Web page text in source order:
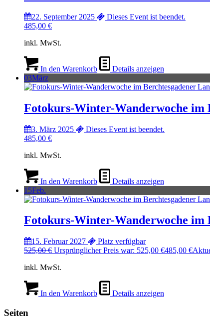
22. September 2025
Dieses Event ist beendet.
485,00 €
inkl. MwSt.
In den Warenkorb
Details anzeigen
03März
Fotokurs-Winter-Wanderwoche im
3. März 2025
Dieses Event ist beendet.
485,00 €
inkl. MwSt.
In den Warenkorb
Details anzeigen
15Feb.
Fotokurs-Winter-Wanderwoche im
15. Februar 2027
Platz verfügbar
525,00€ Ursprünglicher Preis war: 525,00 €485,00 €
inkl. MwSt.
In den Warenkorb Details anzeigen
Seiten